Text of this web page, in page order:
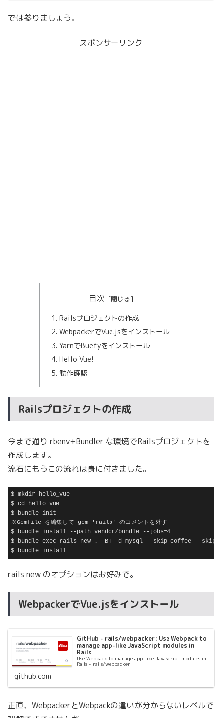
では参りましょう。
スポンサーリンク
目次
Railsプロジェクトの作成
WebpackerでVue.jsをインストール
YarnでBuefyをインストール
Hello Vue!
動作確認
Railsプロジェクトの作成
今まで通り rbenv+Bundler な環境でRailsプロジェクトを
作成します。
流石にもうこの流れは身に付きました。
$ mkdir hello_vue
$ cd hello_vue
$ bundle init
※Gemfile を編集して gem 'rails' のコメントを外す
$ bundle install --path vendor/bundle --jobs=4
$ bundle exec rails new . -BT -d mysql --skip-coffee --skip-
$ bundle install
rails new のオプションはお好みで。
WebpackerでVue.jsをインストール
GitHub - rails/webpacker: Use Webpack to
manage app-like JavaScript modules in
Rails
Use Webpack to manage app-like JavaScript modules in
Rails - rails/webpacker
github.com
正直、WebpackerとWebpackの違いが分からないレベルで